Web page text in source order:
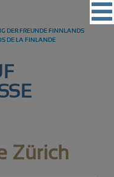
DER FREUNDE FINNLANDS
DE LA FINLANDE
Zürich